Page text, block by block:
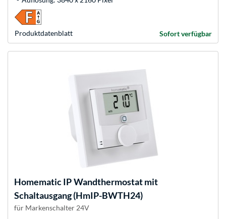
Produkt­datenblatt Sofort verfügbar
Homematic IPWandthermostat mit
Schaltausgang (HmIP-BWTH24)
für Markenschalter 24V